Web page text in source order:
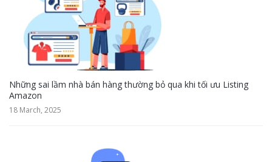
Những sai lầm nhà bán hàng thường bỏ qua khi tối ưu Listing
Amazon
18 March, 2025